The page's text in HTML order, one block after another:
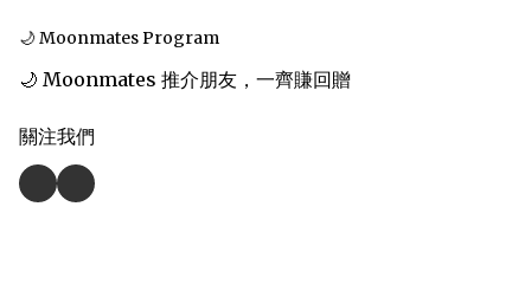
🌙 Moonmates Program
🌙 Moonmates 推介朋友，一齊賺回贈
關注我們